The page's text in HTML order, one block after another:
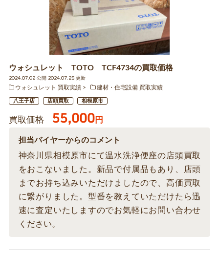
ウォシュレット TOTO TCF4734の買取価格
2024.07.02 公開 2024.07.25 更新
ウォシュレット 買取実績
建材・住宅設備 買取実績
八王子店 店頭買取 相模原市
買取価格 55,000円
担当バイヤーからのコメント
神奈川県相模原市にて温水洗浄便座の店頭買取
をおこないました。新品で付属品もあり、店頭
までお持ち込みいただけましたので、高価買取
に繋がりました。型番を教えていただけたら迅
速に査定いたしますのでお気軽にお問い合わせ
ください。